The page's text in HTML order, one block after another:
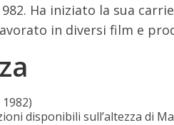
Ha iniziato la sua
in diversi film e
disponibili sull’altezza di